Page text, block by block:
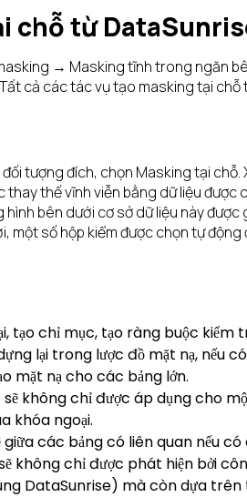
chỗ từ
→ Masking tĩnh trong ngăn
cả các tác vụ tạo masking tại
tượng đích, chọn Masking tại chỗ.
thế vĩnh viễn bằng dữ liệu được
bên dưới cơ sở dữ liệu này được
một số hộp kiểm được chọn tự
tạo chỉ mục, tạo ràng buộc
lại trong lược đồ mặt nạ, nếu
mặt nạ cho các bảng lớn.
sẽ không chỉ được áp dụng cho
khóa ngoại.
giữa các bảng có liên quan nếu
không chỉ được phát hiện bởi
DataSunrise) mà còn dựa